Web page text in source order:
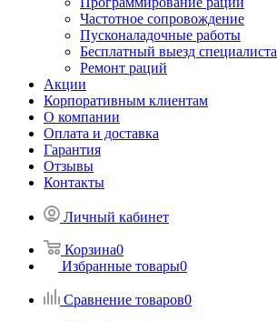
Частотное сопровождение
Пусконаладочные работы
Бесплатный выезд специалиста
Ремонт раций
Акции
Корпоративным клиентам
О компании
Оплата и доставка
Гарантия
Отзывы
Контакты
Личный кабинет
Корзина0
Избранные товары0
Сравнение товаров0